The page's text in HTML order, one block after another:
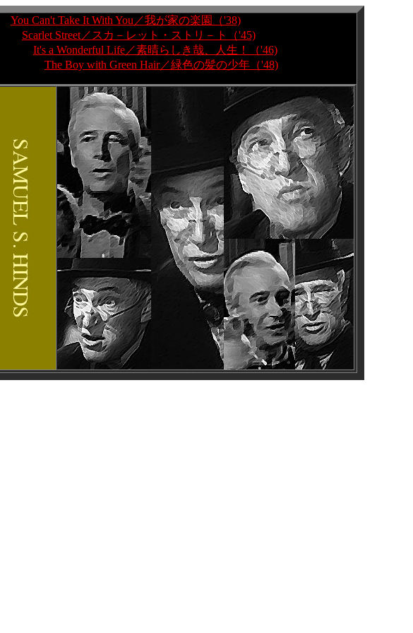
You Can't Take It With You／我が家の楽園（'38)
Scarlet Street／スカ－レット・ストリ－ト（'45)
It's a Wonderful Life／素晴らしき哉、人生！（'46)
The Boy with Green Hair／緑色の髪の少年（'48)